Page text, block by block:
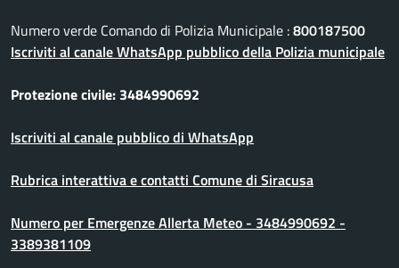
Numero verde Comando di Polizia Municipale :800187500
Iscriviti al canale WhatsApp pubblico della Polizia municipale
Protezione civile: 3484990692
Iscriviti al canale pubblico di WhatsApp
Rubrica interattiva e contatti Comune di Siracusa
Numero per Emergenze Allerta Meteo - 3484990692 -
3389381109